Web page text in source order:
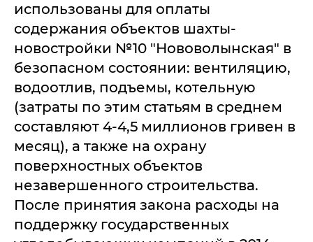
использованы для оплаты
содержания объектов шахты-
новостройки №10 "Нововолынская" в
безопасном состоянии: вентиляцию,
водоотлив, подъемы, котельную
(затраты по этим статьям в среднем
составляют 4-4,5 миллионов гривен в
месяц), а также на охрану
поверхностных объектов
незавершенного строительства.
После принятия закона расходы на
поддержку государственных